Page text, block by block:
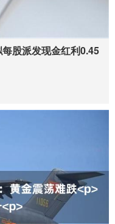
股派发现金红利0.45